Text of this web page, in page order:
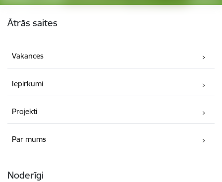
Ātrās saites
Vakances
Iepirkumi
Projekti
Par mums
Noderīgi